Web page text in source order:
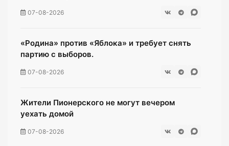
07-08-2026
«Родина» против «Яблока» и требует снять
партию с выборов.
07-08-2026
Жители Пионерского не могут вечером
уехать домой
07-08-2026